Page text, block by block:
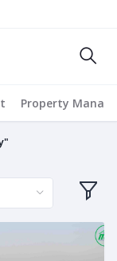
Property